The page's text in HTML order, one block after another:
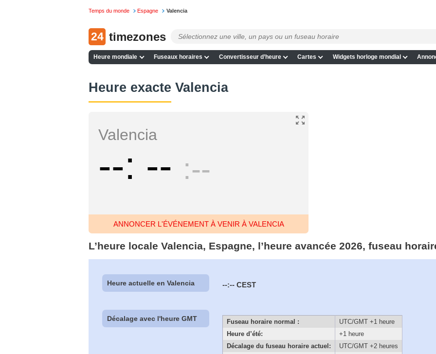
Temps du monde Espagne Valencia
24 timezones
Heure mondiale Fuseaux horaires Convertisseur d’heure Cartes Widgets horloge mondial
Heure exacte Valencia
Valencia
-- -- --
ANNONCER L'ÉVÉNEMENT À VENIR À VALENCIA
L’heure locale Valencia, Espagne, l’heure avancée 2026, fuseau
Heure actuelle en Valencia --:-- CEST
Décalage avec l'heure GMT Fuseau horaire normal :
UTC/GMT +1 heure
Heure d’été:
+1 heure
Décalage du fuseau horaire actuel:
UTC/GMT +2 heures